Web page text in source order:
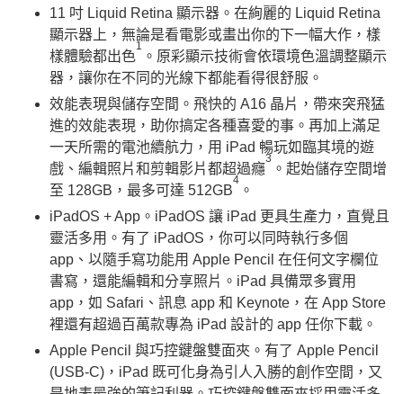
11 吋 Liquid Retina 顯示器。在絢麗的 Liquid Retina
顯示器上，無論是看電影或畫出你的下一幅大作，樣
樣體驗都出色
1
。原彩顯示技術會依環境色溫調整顯示
器，讓你在不同的光線下都能看得很舒服。
效能表現與儲存空間。飛快的 A16 晶片，帶來突飛猛
進的效能表現，助你搞定各種喜愛的事。再加上滿足
一天所需的電池續航力，用 iPad 暢玩如臨其境的遊
戲、編輯照片和剪輯影片都超過癮
3
。起始儲存空間增
至 128GB，最多可達 512GB
4
。
iPadOS + App。iPadOS 讓 iPad 更具生產力，直覺且
靈活多用。有了 iPadOS，你可以同時執行多個
app、以隨手寫功能用 Apple Pencil 在任何文字欄位
書寫，還能編輯和分享照片。iPad 具備眾多實用
app，如 Safari、訊息 app 和 Keynote，在 App Store
裡還有超過百萬款專為 iPad 設計的 app 任你下載。
Apple Pencil 與巧控鍵盤雙面夾。有了 Apple Pencil
(USB-C)，iPad 既可化身為引人入勝的創作空間，又